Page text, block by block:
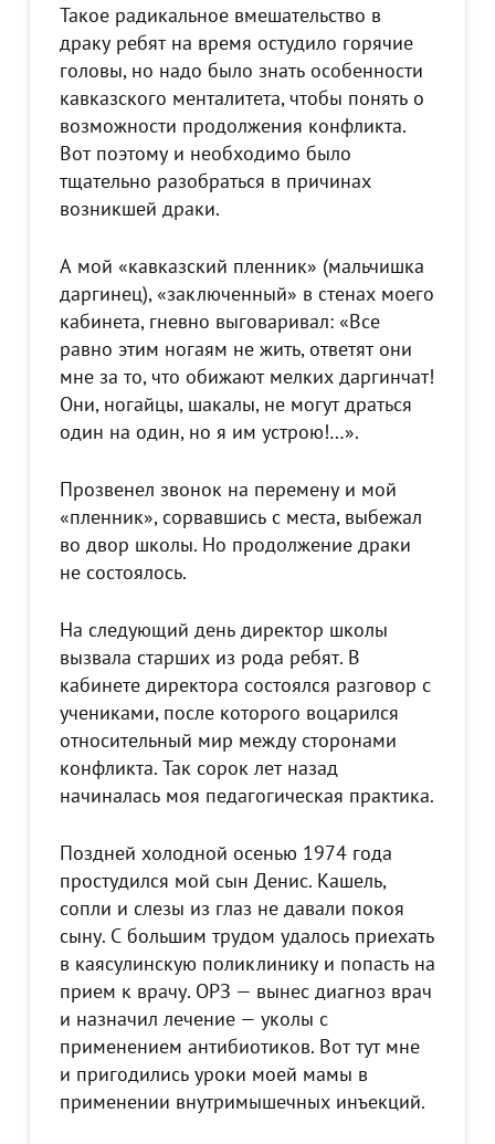
Такое радикальное вмешательство в
драку ребят на время остудило горячие
головы, но надо было знать особенности
кавказского менталитета, чтобы понять о
возможности продолжения конфликта.
Вот поэтому и необходимо было
тщательно разобраться в причинах
возникшей драки.
А мой «кавказский пленник» (мальчишка
даргинец), «заключенный» в стенах моего
кабинета, гневно выговаривал: «Все
равно этим ногаям не жить, ответят они
мне за то, что обижают мелких даргинчат!
Они, ногайцы, шакалы, не могут драться
один на один, но я им устрою!…».
Прозвенел звонок на перемену и мой
«пленник», сорвавшись с места, выбежал
во двор школы. Но продолжение драки
не состоялось.
На следующий день директор школы
вызвала старших из рода ребят. В
кабинете директора состоялся разговор с
учениками, после которого воцарился
относительный мир между сторонами
конфликта. Так сорок лет назад
начиналась моя педагогическая практика.
Поздней холодной осенью 1974 года
простудился мой сын Денис. Кашель,
сопли и слезы из глаз не давали покоя
сыну. С большим трудом удалось приехать
в каясулинскую поликлинику и попасть на
прием к врачу. ОРЗ — вынес диагноз врач
и назначил лечение — уколы с
применением антибиотиков. Вот тут мне
и пригодились уроки моей мамы в
применении внутримышечных инъекций.